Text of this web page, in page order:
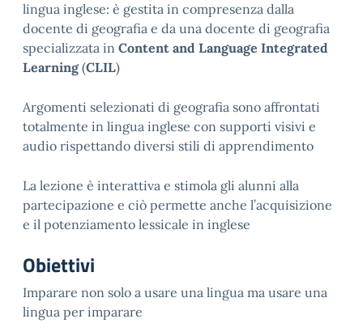
lingua inglese: è gestita in compresenza dalla
docente di geografia e da una docente di geografia
specializzata in Content and Language Integrated
Learning(CLIL)
Argomenti selezionati di geografia sono affrontati
totalmente in lingua inglese con supporti visivi e
audio rispettando diversi stili di apprendimento
La lezione è interattiva e stimola gli alunni alla
partecipazione e ciò permette anche l’acquisizione
e il potenziamento lessicale in inglese
Obiettivi
Imparare non solo a usare una lingua ma usare una
lingua per imparare